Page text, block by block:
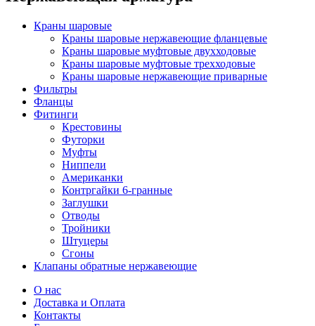
Краны шаровые
Краны шаровые нержавеющие фланцевые
Краны шаровые муфтовые двухходовые
Краны шаровые муфтовые трехходовые
Краны шаровые нержавеющие приварные
Фильтры
Фланцы
Фитинги
Крестовины
Футорки
Муфты
Ниппели
Американки
Контргайки 6-гранные
Заглушки
Отводы
Тройники
Штуцеры
Сгоны
Клапаны обратные нержавеющие
О нас
Доставка и Оплата
Контакты